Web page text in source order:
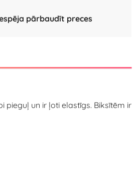
pārbaudīt preces
un ir ļoti elastīgs. Biksītēm ir